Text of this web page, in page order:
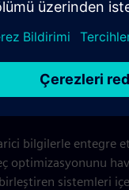
bilgilerle entegre
optimizasyonunu
sistemleri